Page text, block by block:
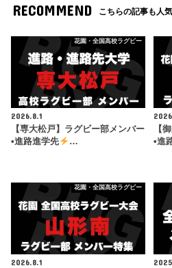
RECOMMEND こちらの記事も人気
花園・全国高校ラグビー
2026.8.1
【専大松戸】ラグビー部メンバー
•進路進学先
…
【
•進
花園・全国高校ラグビー
2026.8.1